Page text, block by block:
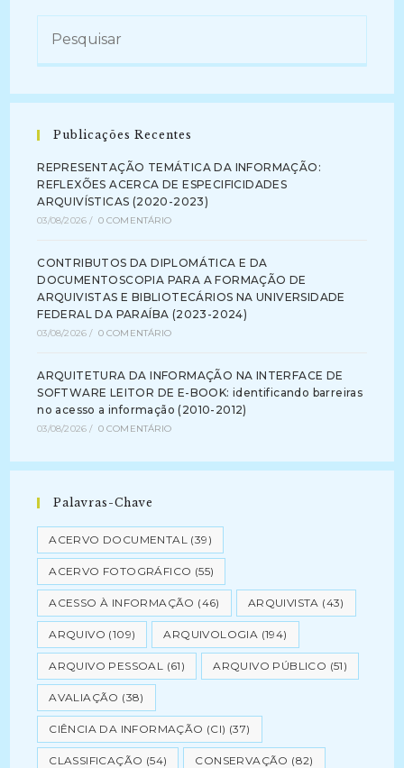
Publicações Recentes
REPRESENTAÇÃO TEMÁTICA DA INFORMAÇÃO:
REFLEXÕES ACERCA DE ESPECIFICIDADES
ARQUIVÍSTICAS (2020-2023)
03/08/2026 / 0 COMENTÁRIO
CONTRIBUTOS DA DIPLOMÁTICA E DA
DOCUMENTOSCOPIA PARA A FORMAÇÃO DE
ARQUIVISTAS E BIBLIOTECÁRIOS NA UNIVERSIDADE
FEDERAL DA PARAÍBA (2023-2024)
03/08/2026 / 0 COMENTÁRIO
ARQUITETURA DA INFORMAÇÃO NA INTERFACE DE
SOFTWARE LEITOR DE E-BOOK: identificando barreiras
no acesso a informação (2010-2012)
03/08/2026 / 0 COMENTÁRIO
Palavras-Chave
ACERVO DOCUMENTAL (39)
ACERVO FOTOGRÁFICO (55)
ACESSO À INFORMAÇÃO (46) ARQUIVISTA (43)
ARQUIVO (109) ARQUIVOLOGIA (194)
ARQUIVO PESSOAL (61) ARQUIVO PÚBLICO (51)
AVALIAÇÃO (38)
CIÊNCIA DA INFORMAÇÃO (CI) (37)
CLASSIFICAÇÃO (54) CONSERVAÇÃO (82)